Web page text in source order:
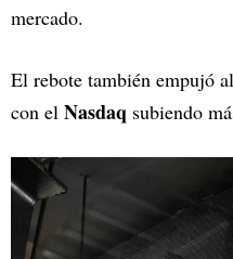
mercado.
El rebote también empujó
con el Nasdaq subiendo